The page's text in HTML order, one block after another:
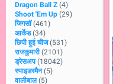
Dragon Ball Z (4)
Shoot 'Em Up (29)
जिगसॉ (461)
आर्केड (34)
छिपी हुई चीज (531)
राजकुमारी (2101)
ड्रेसअप (18042)
स्पाइडरमैन (5)
वालीबाल (5)